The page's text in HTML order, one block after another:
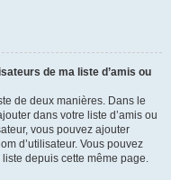
de ma liste d’amis ou
de deux manières. Dans le
dans votre liste d’amis ou
vous pouvez ajouter
d’utilisateur. Vous pouvez
depuis cette même page.